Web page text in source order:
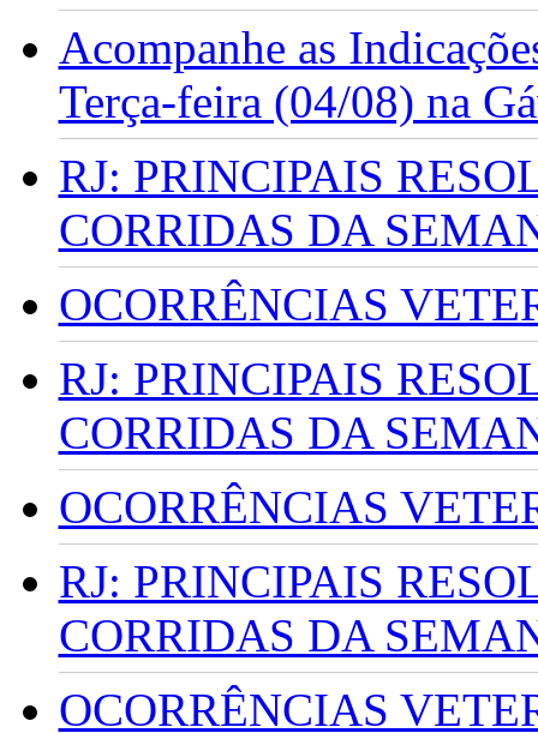
Acompanhe as
Terça-feira (04/08) na
RJ: PRINCIPAIS
CORRIDAS DA
OCORRÊNCIAS
RJ: PRINCIPAIS
CORRIDAS DA
OCORRÊNCIAS
RJ: PRINCIPAIS
CORRIDAS DA
OCORRÊNCIAS